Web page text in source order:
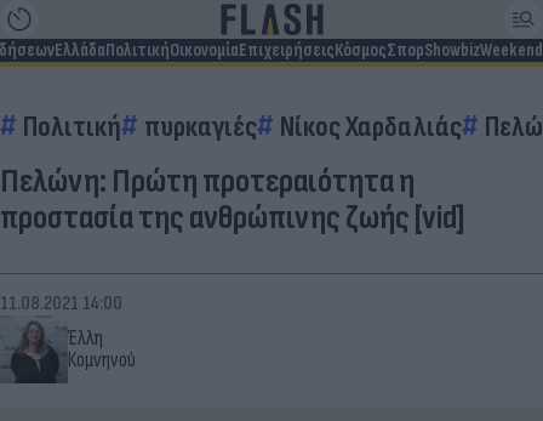
ΕλλάδαΠολιτικήΟικονομίαΕπιχειρήσειςΚόσμοςΣπορShowbizWeekend
Πολιτική πυρκαγιές Νίκος Χαρδαλιάς
Πελώνη: Πρώτη προτεραιότητα η
προστασία της ανθρώπινης ζωής [vid]
Έλλη
Κομνηνού
11.08.2021 14:00